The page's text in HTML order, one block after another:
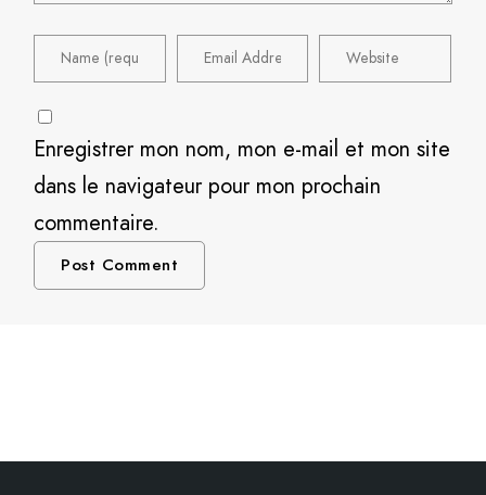
Enregistrer mon nom, mon e-mail et mon site
dans le navigateur pour mon prochain
commentaire.